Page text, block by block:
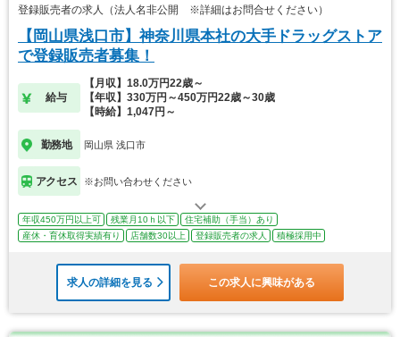
登録販売者の求人（法人名非公開 ※詳細はお問合せください）
【岡山県浅口市】神奈川県本社の大手ドラッグストア
で登録販売者募集！
給与
【月収】18.0万円22歳～
【年収】330万円～450万円22歳～30歳
【時給】1,047円～
勤務地 岡山県 浅口市
アクセス ※お問い合わせください
年収450万円以上可 残業月10ｈ以下
住宅補助（手当）あり
産休・育休取得実績有り
店舗数30以上 登録販売者の求人 積極採用中
求人の詳細を見る この求人に興味がある